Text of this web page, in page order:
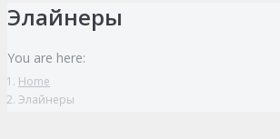
Элайнеры
You are here:
Home
Элайнеры